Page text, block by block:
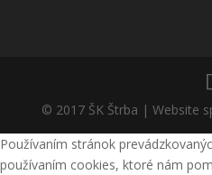
© 2017 ŠK Štrba | Website
Používaním stránok
používaním cookies, ktoré nám